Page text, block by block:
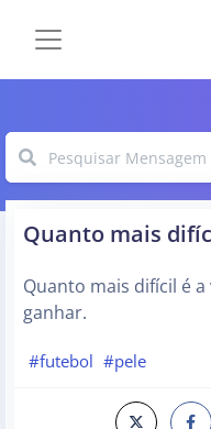
Quanto mais
Quanto mais difícil é
ganhar.
#futebol #pele